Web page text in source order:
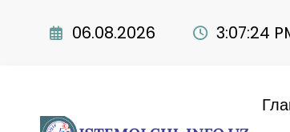
06.08.2026 3:07:25